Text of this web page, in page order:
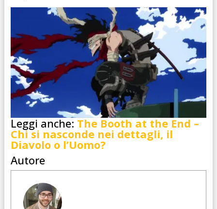
Leggi anche: The Booth at the End –
Chi si nasconde nei dettagli, il
Diavolo o l’Uomo?
Autore